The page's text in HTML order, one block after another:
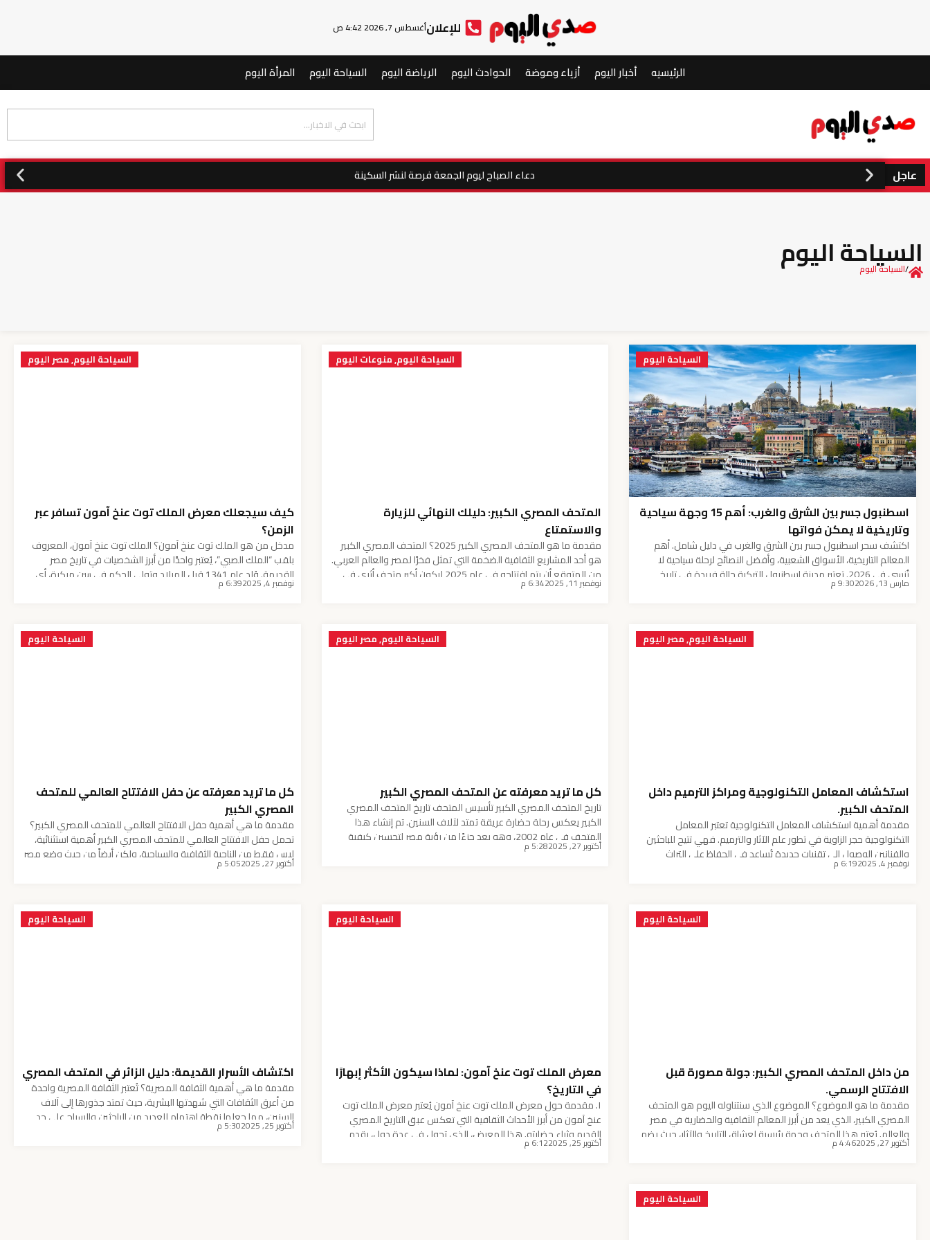
للإعلانأغسطس 7, 2026 4:42 ص
الرئيسيه أخبار اليوم أزياء وموضة الحوادث اليوم الرياضة اليوم السياحة اليوم المرأة اليوم
عاجل دعاء الصباح ليوم الجمعة فرصة لنشر السكينة
السياحة اليوم
/السياحة اليوم
السياحة اليوم
اسطنبول جسر بين الشرق والغرب: أهم 15 وجهة سياحية
وتاريخية لا يمكن فواتها
اكتشف سحر اسطنبول جسر بين الشرق والغرب في دليل شامل. أهم
المعالم التاريخية، الأسواق الشعبية، وأفضل النصائح لرحلة سياحية لا
تُنسى في 2026. تعتبر مدينة اسطنبول التركية حالة فريدة في تاريخ
الجغرافيا والحضارة الإنسانية، فهي المدينة الوحيدة في العالم التي تمتد
مارس 13, 2026 9:30 م
السياحة اليوم,منوعات اليوم
المتحف المصري الكبير: دليلك النهائي للزيارة
والاستمتاع
مقدمة ما هو المتحف المصري الكبير 2025؟ المتحف المصري الكبير
هو أحد المشاريع الثقافية الضخمة التي تمثل فخرًا لمصر والعالم العربي.
من المتوقع أن يتم افتتاحه في عام 2025 ليكون أكبر متحف أثري في
العالم، حيث يسعى لاستعراض تاريخ الحضارة المصرية بطريقة حديثة
نوفمبر 11, 2025 6:34 م
السياحة اليوم,مصر اليوم
كيف سيجعلك معرض الملك توت عنخ آمون تسافر عبر
الزمن؟
مدخل من هو الملك توت عنخ آمون؟ الملك توت عنخ آمون، المعروف
بلقب “الملك الصبي”، يُعتبر واحدًا من أبرز الشخصيات في تاريخ مصر
القديمة. وُلد عام 1341 قبل الميلاد وتولى الحكم في سن مبكرة، أي
تقريبًا في التاسعة من عمره. عُرف بشغفه بالفن والدين، وقد اتخذ عددًا
نوفمبر 4, 2025 6:39 م
السياحة اليوم,مصر اليوم
استكشاف المعامل التكنولوجية ومراكز الترميم داخل
المتحف الكبير.
مقدمة أهمية استكشاف المعامل التكنولوجية تعتبر المعامل
التكنولوجية حجر الزاوية في تطور علم الآثار والترميم. فهي تتيح للباحثين
والفنانين الوصول إلى تقنيات جديدة تُساعد في الحفاظ على التراث
الثقافي وتوثيقه. فكل قطعة أثرية تحمل في طياتها قصة تاريخية، ومع
نوفمبر 4, 2025 6:19 م
السياحة اليوم,مصر اليوم
كل ما تريد معرفته عن المتحف المصري الكبير
تاريخ المتحف المصري الكبير تأسيس المتحف تاريخ المتحف المصري
الكبير يعكس رحلة حضارة عريقة تمتد لآلاف السنين. تم إنشاء هذا
المتحف في عام 2002، وهو يعد جزءًا من رؤية مصر لتحسين كيفية
عرض التراث الثقافي والتاريخي للبلاد. في البداية، تم اختيار موقع المتحف
أكتوبر 27, 2025 5:28 م
السياحة اليوم
كل ما تريد معرفته عن حفل الافتتاح العالمي للمتحف
المصري الكبير
مقدمة ما هي أهمية حفل الافتتاح العالمي للمتحف المصري الكبير؟
تحمل حفل الافتتاح العالمي للمتحف المصري الكبير أهمية استثنائية،
ليس فقط من الناحية الثقافية والسياحية، ولكن أيضاً من حيث وضع مصر
في مصاف الدول الرائدة في مجال السياحة الثقافية. هذا الحدث يعتبر
أكتوبر 27, 2025 5:05 م
السياحة اليوم
من داخل المتحف المصري الكبير: جولة مصورة قبل
الافتتاح الرسمي.
مقدمة ما هو الموضوع؟ الموضوع الذي سنتناوله اليوم هو المتحف
المصري الكبير، الذي يعد من أبرز المعالم الثقافية والحضارية في مصر
والعالم. يُعتبر هذا المتحف وجهة رئيسية لعشاق التاريخ والآثار، حيث يضم
مجموعة هائلة من التحف والقطع الأثرية التي تعود للعصور الفرعونية.
أكتوبر 27, 2025 4:46 م
السياحة اليوم
معرض الملك توت عنخ آمون: لماذا سيكون الأكثر إبهارًا
في التاريخ؟
١. مقدمة حول معرض الملك توت عنخ آمون يُعتبر معرض الملك توت
عنخ آمون من أبرز الأحداث الثقافية التي تعكس عبق التاريخ المصري
القديم وثراء حضارته. هذا المعرض، الذي تجول في عدة دول، يقدم
للزوار فرصة فريدة لاكتشاف كنوز الملك الشاب الذي اشتهر بحكمه
أكتوبر 25, 2025 6:12 م
السياحة اليوم
اكتشاف الأسرار القديمة: دليل الزائر في المتحف المصري
مقدمة ما هي أهمية الثقافة المصرية؟ تُعتبر الثقافة المصرية واحدة
من أعرق الثقافات التي شهدتها البشرية، حيث تمتد جذورها إلى آلاف
السنين، مما جعلها نقطة اهتمام للعديد من الباحثين والسياح على حد
سواء. فالفن، والأدب، والديانة في مصر القديمة ليست مجرد ذكريات
أكتوبر 25, 2025 5:30 م
السياحة اليوم